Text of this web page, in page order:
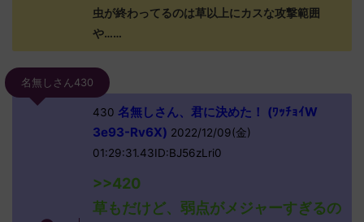
虫が終わってるのは草以上にカスな攻撃範囲
や……
名無しさん430
430 名無しさん、君に決めた！ (ﾜｯﾁｮｲW
3e93-Rv6X) 2022/12/09(金)
01:29:31.43ID:BJ56zLri0
>>420
草もだけど、弱点がメジャーすぎるの